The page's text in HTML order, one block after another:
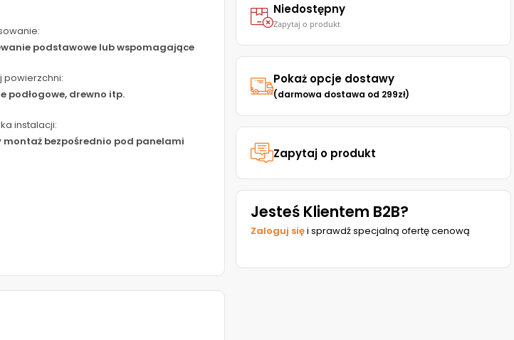
podstawowe lub wspomagające
powierzchni:
podłogowe, drewno itp.
instalacji:
montaż bezpośrednio pod panelami
Niedostępny
Zapytaj o produkt
Pokaż opcje dostawy
(darmowa dostawa od 299zł)
Zapytaj o produkt
Jesteś Klientem B2B?
Zaloguj sięi sprawdź specjalną ofertę cenową